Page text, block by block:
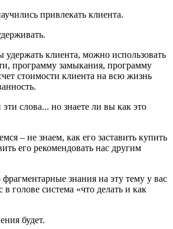
привлекать клиента.
удержать клиента, можно использовать
программу замыкания, программу
стоимости клиента на всю жизнь
слова... но знаете ли вы как это
– не знаем, как его заставить купить
его рекомендовать нас другим
знания на эту тему у вас
в голове система «что делать и как
будет.